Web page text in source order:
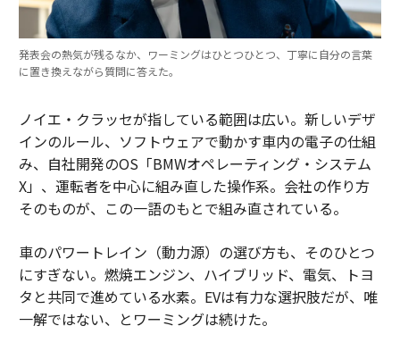
発表会の熱気が残るなか、ワーミングはひとつひとつ、丁寧に自分の言葉
に置き換えながら質問に答えた。
ノイエ・クラッセが指している範囲は広い。新しいデザ
インのルール、ソフトウェアで動かす車内の電子の仕組
み、自社開発のOS「BMWオペレーティング・システム
X」、運転者を中心に組み直した操作系。会社の作り方
そのものが、この一語のもとで組み直されている。
車のパワートレイン（動力源）の選び方も、そのひとつ
にすぎない。燃焼エンジン、ハイブリッド、電気、トヨ
タと共同で進めている水素。EVは有力な選択肢だが、唯
一解ではない、とワーミングは続けた。